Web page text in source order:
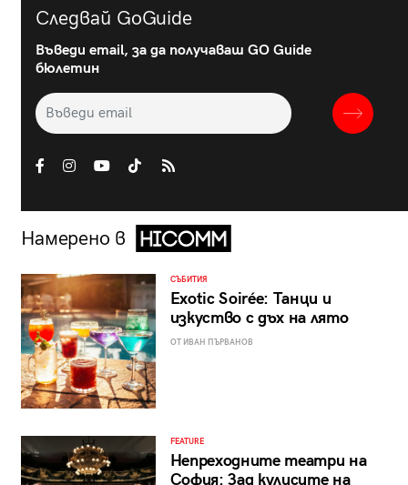
Следвай GoGuide
Въведи email, за да получаваш GO Guide
бюлетин
Намерено в
СЪБИТИЯ
Exotic Soirée: Танци и
изкуство с дъх на лято
ОТ ИВАН ПЪРВАНОВ
FEATURE
Непреходните театри на
София: Зад кулисите на